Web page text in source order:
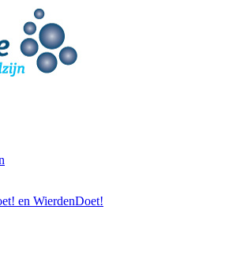
en WierdenDoet!